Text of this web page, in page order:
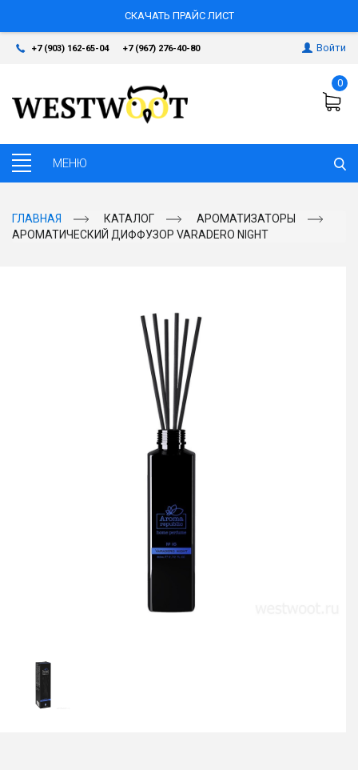
СКАЧАТЬ ПРАЙС ЛИСТ
+7 (903) 162-65-04 +7 (967) 276-40-80 Войти
0
ГЛАВНАЯ КАТАЛОГ
АРОМАТИЗАТОРЫ
АРОМАТИЧЕСКИЙ ДИФФУЗОР VARADERO NIGHT